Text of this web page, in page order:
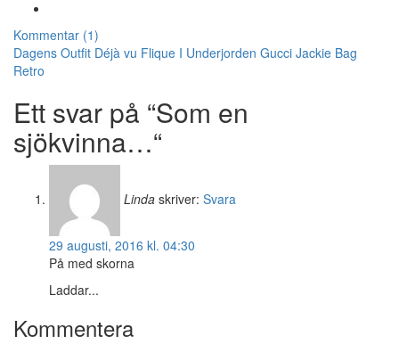
Kommentar (1)
Dagens Outfit Déjà vu Flique I Underjorden Gucci Jackie Bag
Retro
Ett svar på “Som en
sjökvinna…“
Linda skriver: Svara
29 augusti, 2016 kl. 04:30
På med skorna
Laddar...
Kommentera